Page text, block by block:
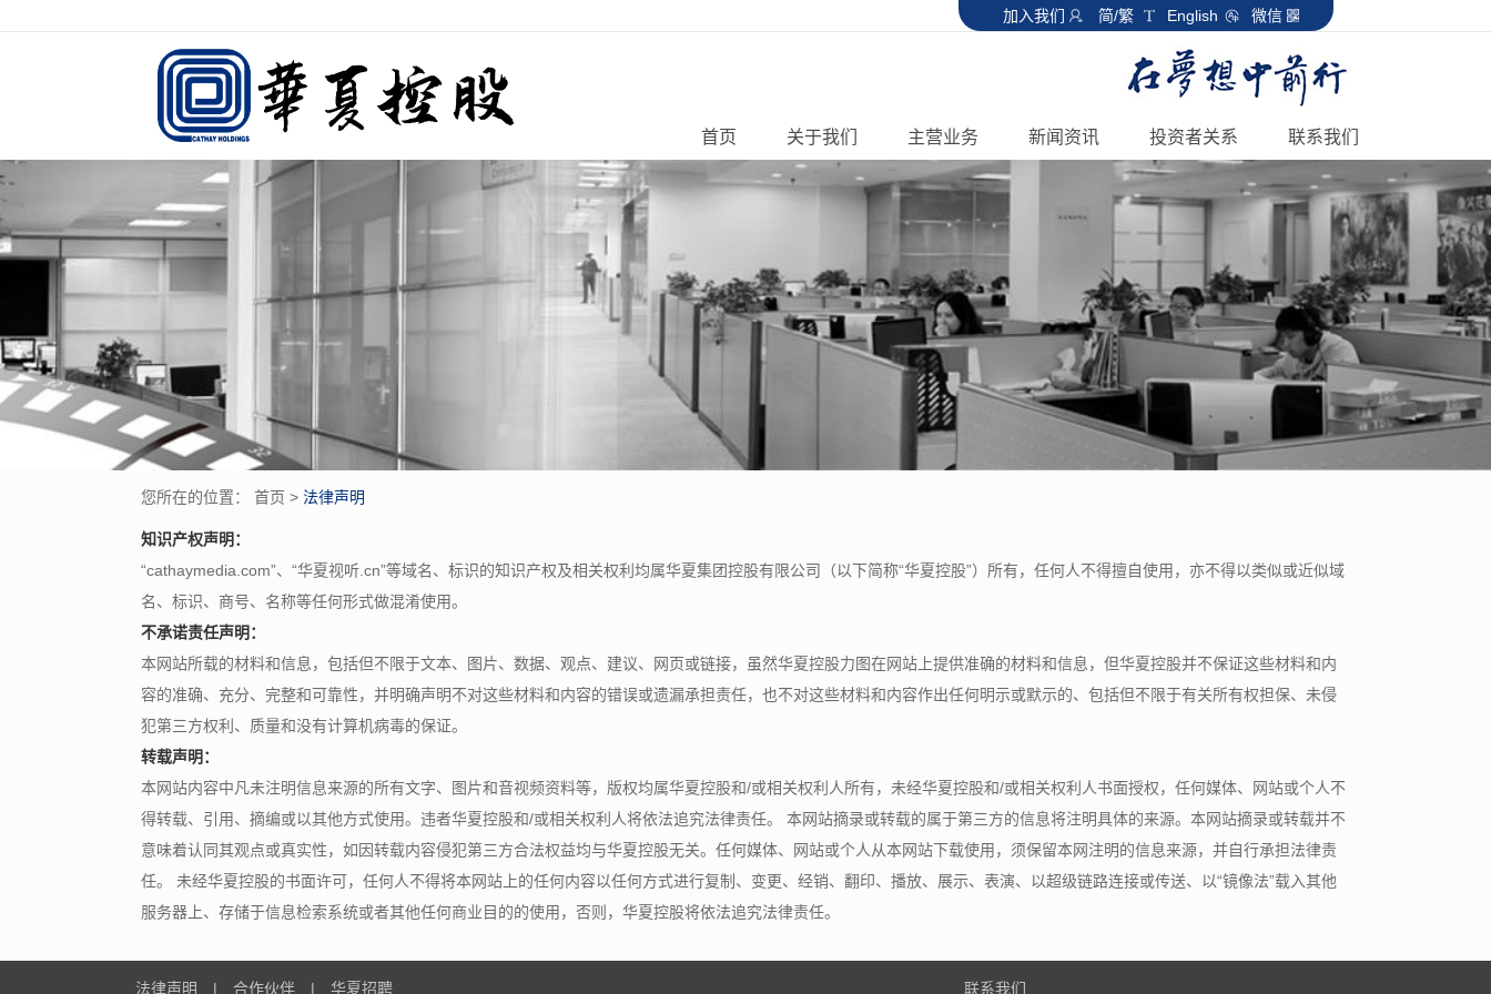
加入我们 简/繁 English 微信
首页 关于我们 主营业务 新闻资讯 投资者关系 联系我们
您所在的位置： 首页 > 法律声明
知识产权声明：
“cathaymedia.com”、“华夏视听.cn”等域名、标识的知识产权及相关权利均属华夏集团控股有限公司 （以下简称“华夏控股”）所有，任何人不得擅自使用，亦不得以类似或近似域
名、标识、商号、名称等任何形式做混淆使用。
不承诺责任声明：
本网站所载的材料和信息，包括但不限于文本、图片、数据、观点、建议、网页或链接，虽然华夏控股力图在网站上提供准确的材料和信息，但华夏控股并不保证这些材料和内
容的准确、充分、完整和可靠性，并明确声明不对这些材料和内容的错误或遗漏承担责任，也不对这些材料和内容作出任何明示或默示的、包括但不限于有关所有权担保、未侵
犯第三方权利、质量和没有计算机病毒的保证。
转载声明：
本网站内容中凡未注明信息来源的所有文字、图片和音视频资料等，版权均属华夏控股和/或相关权利人所有，未经华夏控股和/或相关权利人书面授权，任何媒体、网站或个人不
得转载、引用、摘编或以其他方式使用。违者华夏控股和/或相关权利人将依法追究法律责任。 本网站摘录或转载的属于第三方的信息将注明具体的来源。本网站摘录或转载并不
意味着认同其观点或真实性，如因转载内容侵犯第三方合法权益均与华夏控股无关。任何媒体、网站或个人从本网站下载使用，须保留本网注明的信息来源，并自行承担法律责
任。 未经华夏控股的书面许可，任何人不得将本网站上的任何内容以任何方式进行复制、变更、经销、翻印、播放、展示、表演、以超级链路连接或传送、以“镜像法”载入其他
服务器上、存储于信息检索系统或者其他任何商业目的的使用，否则， 华夏控股将依法追究法律责任。
法律声明 | 合作伙伴 | 华夏招聘 联系我们